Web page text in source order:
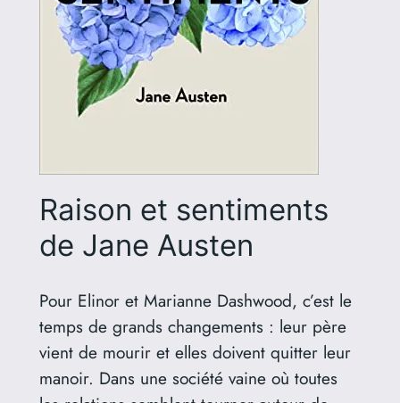
Raison et sentiments
de Jane Austen
Pour Elinor et Marianne Dashwood, c’est le
temps de grands changements : leur père
vient de mourir et elles doivent quitter leur
manoir. Dans une société vaine où toutes